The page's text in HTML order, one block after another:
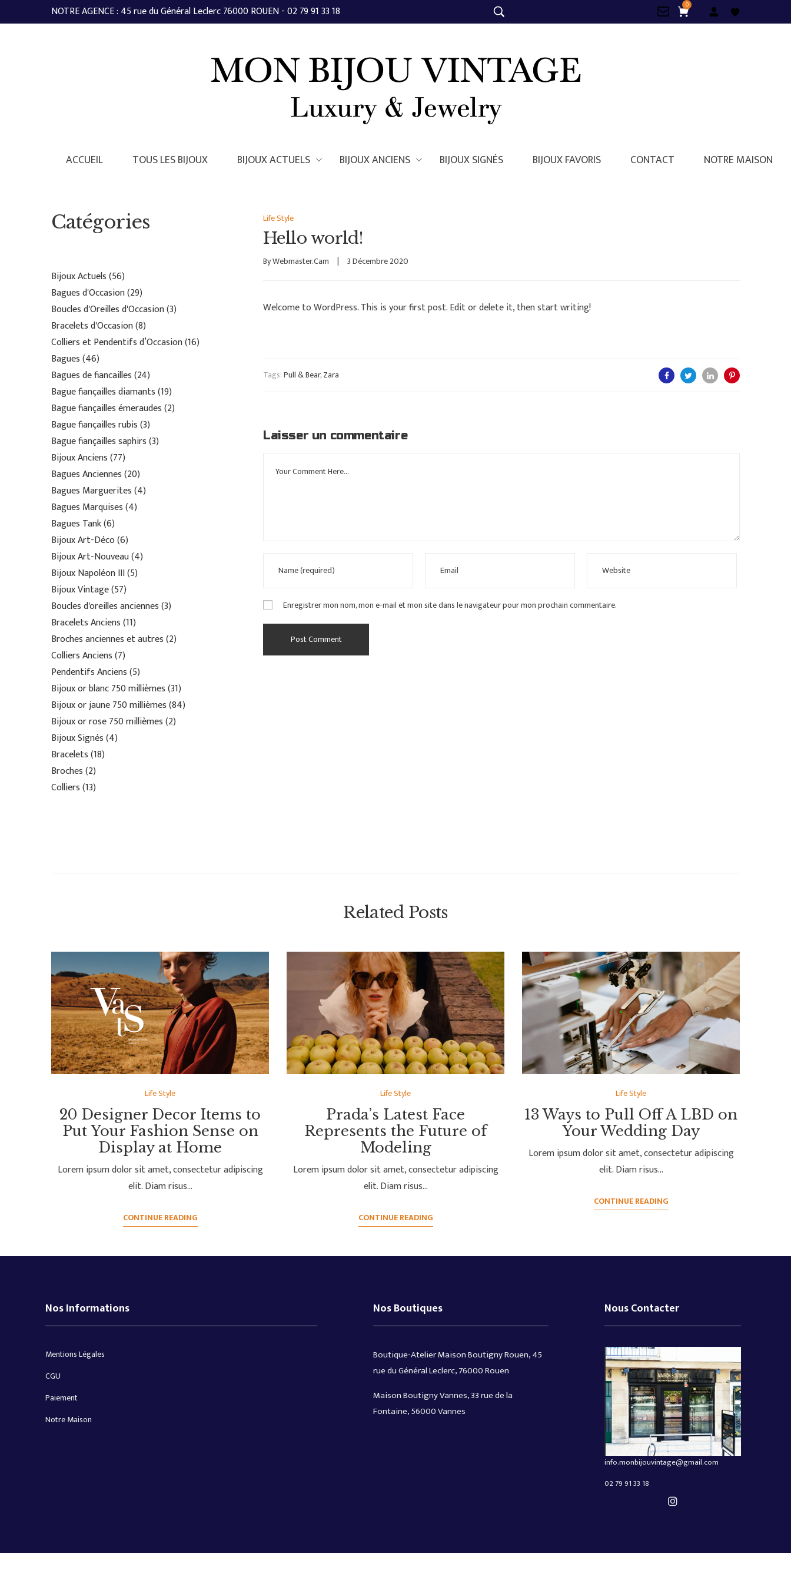
NOTRE AGENCE : 45 rue du Général Leclerc 76000 ROUEN - 02 79 91 33 18 0
ACCUEIL TOUS LES BIJOUX BIJOUX ACTUELS BIJOUX ANCIENS BIJOUX SIGNÉS BIJOUX FAVORIS CONTACT NOTRE MAISON
Catégories
Bijoux Actuels 56
Bagues d'Occasion 29
Boucles d'Oreilles d'Occasion 3
Bracelets d'Occasion 8
Colliers et Pendentifs d’Occasion 16
Bagues 46
Bagues de fiancailles 24
Bague fiançailles diamants 19
Bague fiançailles émeraudes 2
Bague fiançailles rubis 3
Bague fiançailles saphirs 3
Bijoux Anciens 77
Bagues Anciennes 20
Bagues Marguerites 4
Bagues Marquises 4
Bagues Tank 6
Bijoux Art-Déco 6
Bijoux Art-Nouveau 4
Bijoux Napoléon III 5
Bijoux Vintage 57
Boucles d'oreilles anciennes 3
Bracelets Anciens 11
Broches anciennes et autres 2
Colliers Anciens 7
Pendentifs Anciens 5
Bijoux or blanc 750 millièmes 31
Bijoux or jaune 750 millièmes 84
Bijoux or rose 750 millièmes 2
Bijoux Signés 4
Bracelets 18
Broches 2
Colliers 13
Life Style
Hello world!
ByWebmaster.cam 3 Décembre 2020
Welcome to WordPress. This is your first post. Edit or delete it, then start writing!
Tags:Pull & Bear,Zara
Laisser un commentaire
Enregistrer mon nom, mon e-mail et mon site dans le navigateur pour mon prochain commentaire.
Related Posts
Life Style
20 Designer Decor Items to
Put Your Fashion Sense on
Display at Home
Lorem ipsum dolor sit amet, consectetur adipiscing
elit. Diam risus…
CONTINUE READING
Life Style
Prada’s Latest Face
Represents the Future of
Modeling
Lorem ipsum dolor sit amet, consectetur adipiscing
elit. Diam risus…
CONTINUE READING
Life Style
13 Ways to Pull Off A LBD on
Your Wedding Day
Lorem ipsum dolor sit amet, consectetur adipiscing
elit. Diam risus…
CONTINUE READING
Nos Informations
Mentions Légales
CGU
Paiement
Notre Maison
Nos Boutiques
Boutique-Atelier Maison Boutigny Rouen, 45
rue du Général Leclerc, 76000 Rouen
Maison Boutigny Vannes, 33 rue de la
Fontaine, 56000 Vannes
Nous Contacter
info.monbijouvintage@gmail.com
02 79 91 33 18